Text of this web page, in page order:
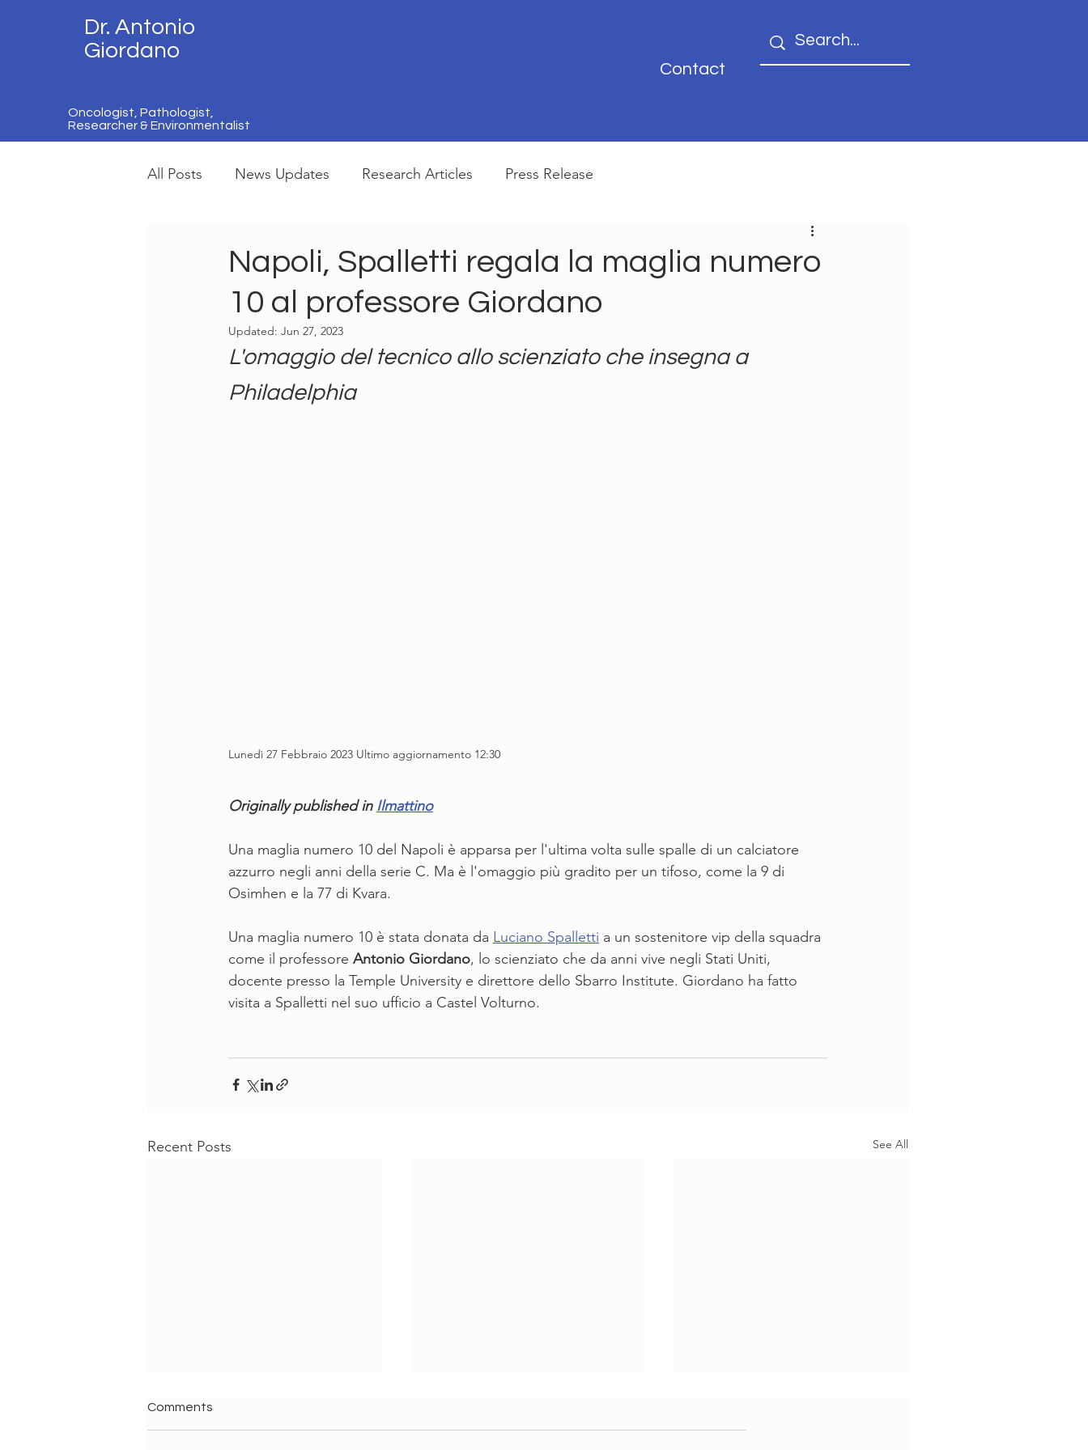
Dr. Antonio
Giordano
Contact
Oncologist, Pathologist,
Researcher & Environmentalist
All Posts News Updates Research Articles Press Release
Napoli, Spalletti regala la maglia numero
10 al professore Giordano
Updated: Jun 27, 2023
L'omaggio del tecnico allo scienziato che insegna a
Philadelphia
Lunedì 27 Febbraio 2023 Ultimo aggiornamento 12:30
Originally published in Ilmattino
Una maglia numero 10 del Napoli è apparsa per l'ultima volta sulle spalle di un calciatore
azzurro negli anni della serie C. Ma è l'omaggio più gradito per un tifoso, come la 9 di
Osimhen e la 77 di Kvara.
Una maglia numero 10 è stata donata da Luciano Spalletti a un sostenitore vip della squadra
come il professore Antonio Giordano, lo scienziato che da anni vive negli Stati Uniti,
docente presso la Temple University e direttore dello Sbarro Institute. Giordano ha fatto
visita a Spalletti nel suo ufficio a Castel Volturno.
Recent Posts See All
Comments